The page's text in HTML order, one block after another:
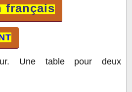
français
Une table pour deux